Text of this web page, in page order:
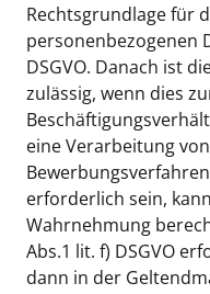
Rechtsgrundlage für
personenbezogenen
DSGVO. Danach ist
zulässig, wenn dies
eine Verarbeitung
erforderlich sein,
Wahrnehmung
Abs.1 lit. f) DSGVO
dann in der